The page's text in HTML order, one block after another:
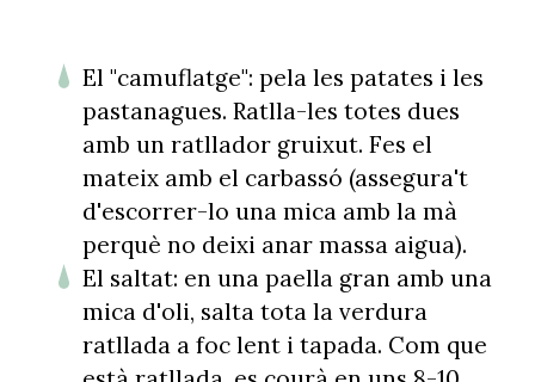
El "camuflatge": pela les patates i les
pastanagues. Ratlla-les totes dues
amb un ratllador gruixut. Fes el
mateix amb el carbassó (assegura't
d'escorrer-lo una mica amb la mà
perquè no deixi anar massa aigua).
El saltat: en una paella gran amb una
mica d'oli, salta tota la verdura
ratllada a foc lent i tapada. Com que